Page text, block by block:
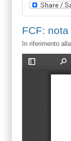
FCF:
In riferimento